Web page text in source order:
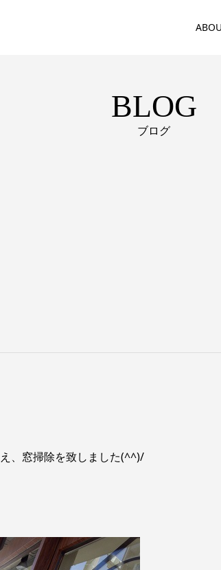
BLOG
ブログ
、窓掃除を致しました(^^)/